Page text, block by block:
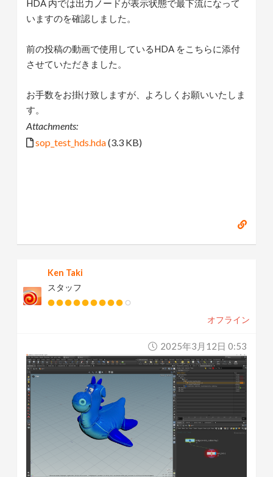
HDA 内では出力ノードが表示状態で最下流になって
いますのを確認しました。
前の投稿の動画で使用しているHDA をこちらに添付
させていただきました。
お手数をお掛け致しますが、よろしくお願いいたしま
す。
Attachments:
sop_test_hds.hda(3.3 KB)
Ken Taki
スタッフ
オフライン
2025年3月12日 0:53